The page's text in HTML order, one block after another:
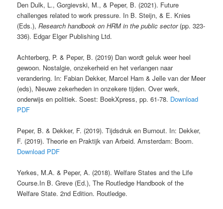
Den Dulk, L., Gorgievski, M., & Peper, B. (2021). Future
challenges related to work pressure. In B. Steijn, & E. Knies
(Eds.),Research handbook on HRM in the public sector (pp. 323-
336). Edgar Elger Publishing Ltd.
Achterberg, P. & Peper, B. (2019) Dan wordt geluk weer heel
gewoon. Nostalgie, onzekerheid en het verlangen naar
verandering. In: Fabian Dekker, Marcel Ham & Jelle van der Meer
(eds), Nieuwe zekerheden in onzekere tijden. Over werk,
onderwijs en politiek. Soest: BoekXpress, pp. 61-78. Download
PDF
Peper, B. & Dekker, F. (2019). Tijdsdruk en Burnout. In: Dekker,
F. (2019). Theorie en Praktijk van Arbeid. Amsterdam: Boom.
Download PDF
Yerkes, M.A. & Peper, A. (2018). Welfare States and the Life
Course.In B. Greve (Ed.), The Routledge Handbook of the
Welfare State. 2nd Edition. Routledge.